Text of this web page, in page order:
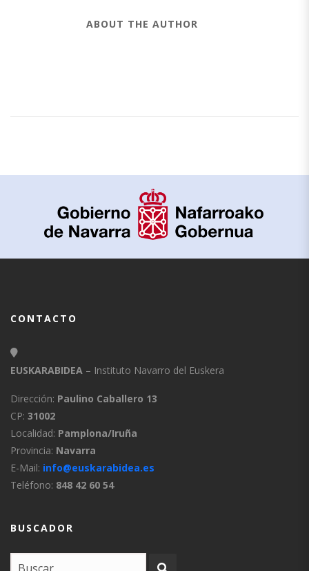
ABOUT THE AUTHOR
CONTACTO
EUSKARABIDEA – Instituto Navarro del Euskera
Dirección: Paulino Caballero 13
CP: 31002
Localidad: Pamplona/Iruña
Provincia: Navarra
E-Mail: info@euskarabidea.es
Teléfono: 848 42 60 54
BUSCADOR